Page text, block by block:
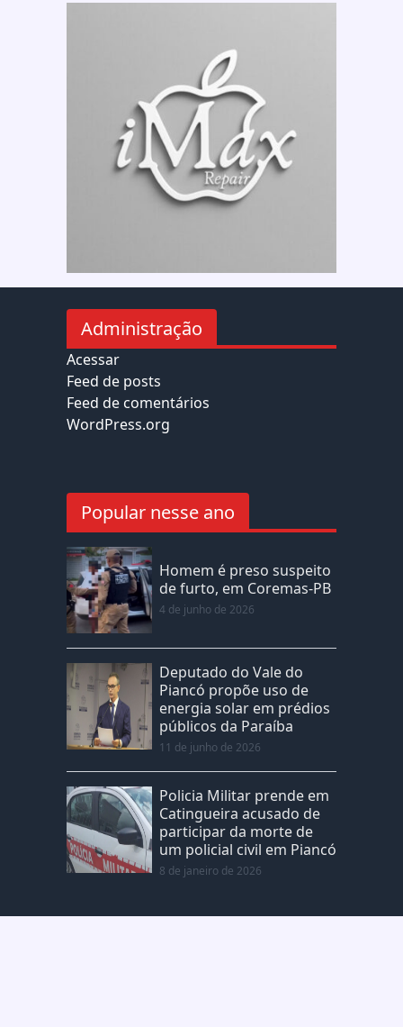
Administração
Acessar
Feed de posts
Feed de comentários
WordPress.org
Popular nesse ano
Homem é preso suspeito
de furto, em Coremas-PB
4 de junho de 2026
Deputado do Vale do
Piancó propõe uso de
energia solar em prédios
públicos da Paraíba
11 de junho de 2026
Policia Militar prende em
Catingueira acusado de
participar da morte de
um policial civil em Piancó
8 de janeiro de 2026